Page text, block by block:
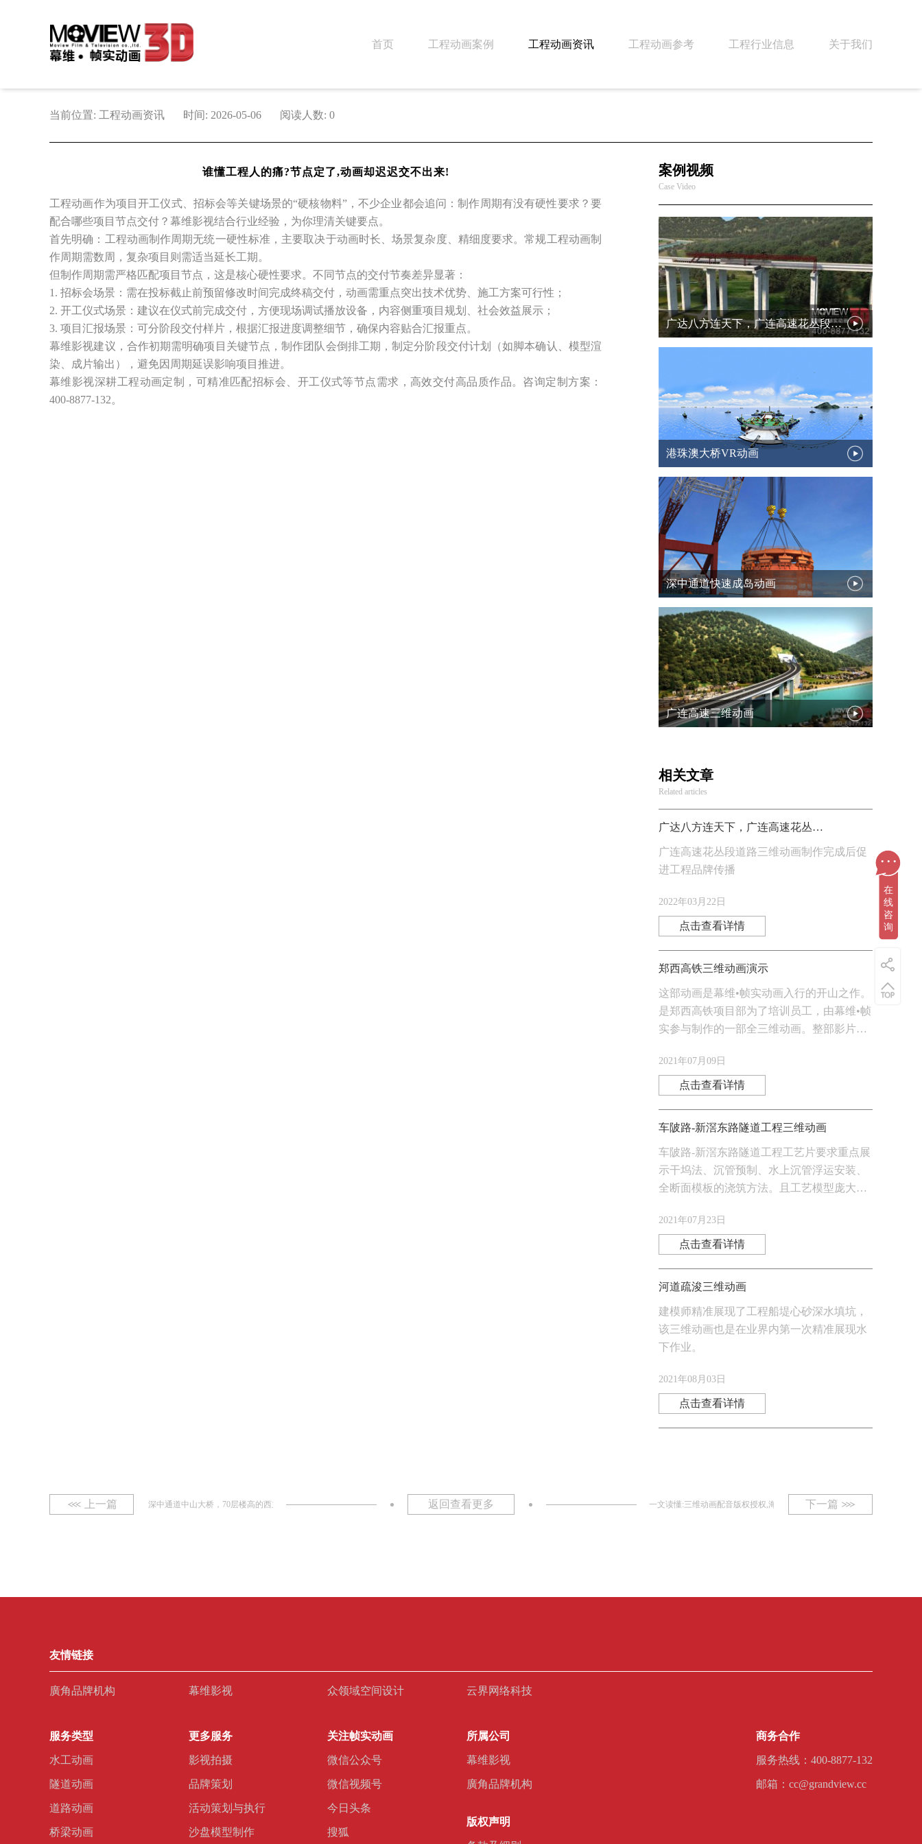
首页 工程动画案例 工程动画资讯 工程动画参考 工程行业信息 关于我们
当前位置: 工程动画资讯 时间: 2026-05-06 阅读人数: 0
谁懂工程人的痛?节点定了,动画却迟迟交不出来!
工程动画作为项目开工仪式、招标会等关键场景的“硬核物料”，不少企业都会追问：制作周期有没有硬性要求？要
配合哪些项目节点交付？幕维影视结合行业经验，为你理清关键要点。
首先明确：工程动画制作周期无统一硬性标准，主要取决于动画时长、场景复杂度、精细度要求。常规工程动画制
作周期需数周，复杂项目则需适当延长工期。
但制作周期需严格匹配项目节点，这是核心硬性要求。不同节点的交付节奏差异显著：
1. 招标会场景：需在投标截止前预留修改时间完成终稿交付，动画需重点突出技术优势、施工方案可行性；
2. 开工仪式场景：建议在仪式前完成交付，方便现场调试播放设备，内容侧重项目规划、社会效益展示；
3. 项目汇报场景：可分阶段交付样片，根据汇报进度调整细节，确保内容贴合汇报重点。
幕维影视建议，合作初期需明确项目关键节点，制作团队会倒排工期，制定分阶段交付计划（如脚本确认、模型渲
染、成片输出），避免因周期延误影响项目推进。
幕维影视深耕工程动画定制，可精准匹配招标会、开工仪式等节点需求，高效交付高品质作品。咨询定制方案：
400-8877-132。
案例视频
Case Video
广达八方连天下，广连高速花丛段道路三维动画
港珠澳大桥VR动画
深中通道快速成岛动画
广连高速三维动画
相关文章
Related articles
广达八方连天下，广连高速花丛段道路三维动画
广连高速花丛段道路三维动画制作完成后促
进工程品牌传播
2022年03月22日
点击查看详情
郑西高铁三维动画演示
这部动画是幕维•帧实动画入行的开山之作。
是郑西高铁项目部为了培训员工，由幕维•帧
实参与制作的一部全三维动画。整部影片再
节，有侧重，也能兼顾全局。
2021年07月09日
点击查看详情
车陂路-新滘东路隧道工程三维动画
车陂路-新滘东路隧道工程工艺片要求重点展
示干坞法、沉管预制、水上沉管浮运安装、
全断面模板的浇筑方法。且工艺模型庞大，
空间构图能力要求非常严格。
2021年07月23日
点击查看详情
河道疏浚三维动画
建模师精准展现了工程船堤心砂深水填坑，
该三维动画也是在业界内第一次精准展现水
下作业。
2021年08月03日
点击查看详情
上一篇 深中通道中山大桥，70层楼高的西主塔封顶 返回查看更多 一文读懂:三维动画配音版权授权,海外发行/二次传播可吗?
下一篇
友情链接
廣角品牌机构 幕维影视 众领域空间设计 云界网络科技
服务类型
水工动画
隧道动画
道路动画
桥梁动画
更多服务
影视拍摄
品牌策划
活动策划与执行
沙盘模型制作
关注帧实动画
微信公众号
微信视频号
今日头条
搜狐
所属公司
幕维影视
廣角品牌机构
版权声明
商务合作
服务热线：400-8877-132
邮箱：cc@grandview.cc
...
在
线
咨
询